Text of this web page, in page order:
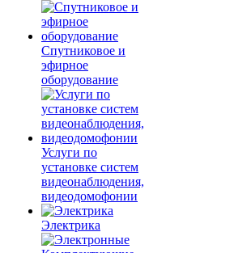
Спутниковое и
эфирное
оборудование
Услуги по
установке систем
видеонаблюдения,
видеодомофонии
Электрика